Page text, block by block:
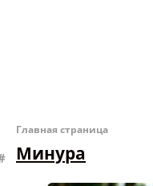
Главная страница
Минура